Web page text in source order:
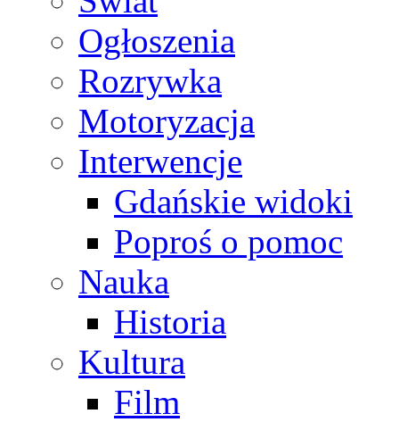
Ogłoszenia
Rozrywka
Motoryzacja
Interwencje
Gdańskie widoki
Poproś o pomoc
Nauka
Historia
Kultura
Film